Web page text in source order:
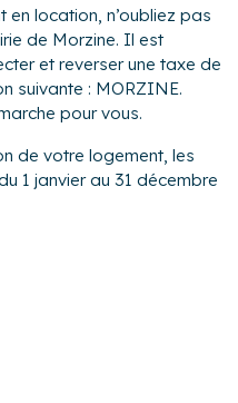
location, n’oubliez pas
de Morzine. Il est
et reverser une taxe de
suivante : MORZINE.
pour vous.
de votre logement, les
1 janvier au 31 décembre